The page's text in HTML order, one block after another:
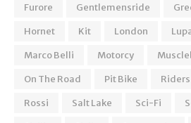
Furore
Gentlemensride
Hornet
Kit London
Marco Belli
Motorcy
On The Road
Pit Bike Riders
Rossi
Salt Lake Sci-Fi